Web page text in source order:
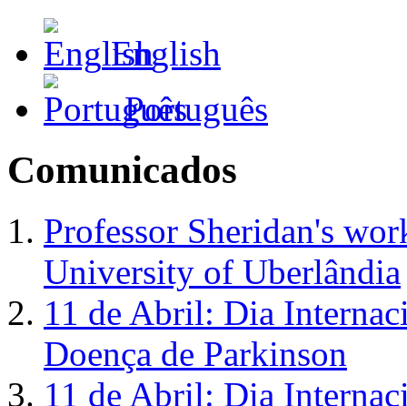
English
Português
Comunicados
Professor Sheridan's
University of Uberlândia
11 de Abril: Dia
Doença de Parkinson
11 de Abril: Dia